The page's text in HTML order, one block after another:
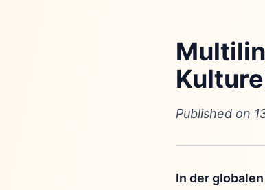
Published on
In der